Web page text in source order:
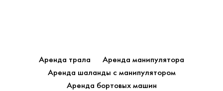
Аренда трала
Аренда манипулятора
Аренда шаланды с манипулятором
Аренда бортовых машин